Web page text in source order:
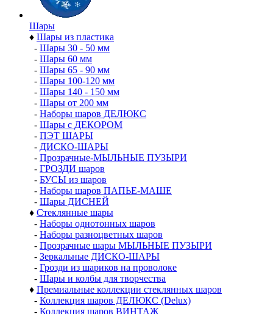
Шары
♦ Шары из пластика
- Шары 30 - 50 мм
- Шары 60 мм
- Шары 65 - 90 мм
- Шары 100-120 мм
- Шары 140 - 150 мм
- Шары от 200 мм
- Наборы шаров ДЕЛЮКС
- Шары с ДЕКОРОМ
- ПЭТ ШАРЫ
- ДИСКО-ШАРЫ
- Прозрачные-МЫЛЬНЫЕ ПУЗЫРИ
- ГРОЗДИ шаров
- БУСЫ из шаров
- Наборы шаров ПАПЬЕ-МАШЕ
- Шары ДИСНЕЙ
♦ Стеклянные шары
- Наборы однотонных шаров
- Наборы разноцветных шаров
- Прозрачные шары МЫЛЬНЫЕ ПУЗЫРИ
- Зеркальные ДИСКО-ШАРЫ
- Грозди из шариков на проволоке
- Шары и колбы для творчества
♦ Премиальные коллекции стеклянных шаров
- Коллекция шаров ДЕЛЮКС (Delux)
- Коллекция шаров ВИНТАЖ